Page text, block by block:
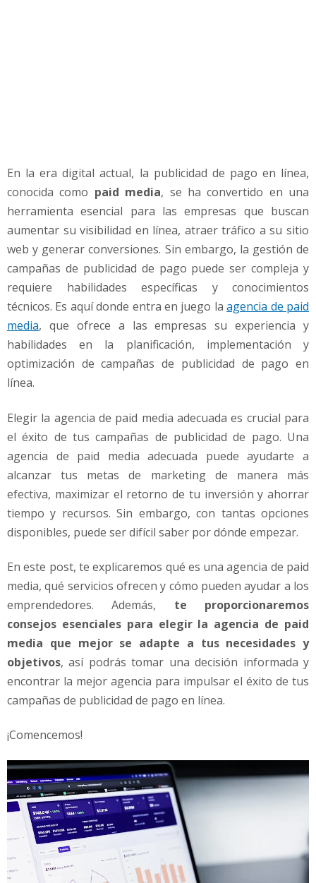
e
g
r
l
a
m
o
En la era digital actual, la publicidad de pago en línea,
conocida como paid media, se ha convertido en una
herramienta esencial para las empresas que buscan
aumentar su visibilidad en línea, atraer tráfico a su sitio
web y generar conversiones. Sin embargo, la gestión de
campañas de publicidad de pago puede ser compleja y
requiere habilidades específicas y conocimientos
técnicos. Es aquí donde entra en juego laagencia de paid
media, que ofrece a las empresas su experiencia y
habilidades en la planificación, implementación y
optimización de campañas de publicidad de pago en
línea.
Elegir la agencia de paid media adecuada es crucial para
el éxito de tus campañas de publicidad de pago. Una
agencia de paid media adecuada puede ayudarte a
alcanzar tus metas de marketing de manera más
efectiva, maximizar el retorno de tu inversión y ahorrar
tiempo y recursos. Sin embargo, con tantas opciones
disponibles, puede ser difícil saber por dónde empezar.
En este post, te explicaremos qué es una agencia de paid
media, qué servicios ofrecen y cómo pueden ayudar a los
emprendedores. Además, te proporcionaremos
consejos esenciales para elegir la agencia de paid
media que mejor se adapte a tus necesidades y
objetivos, así podrás tomar una decisión informada y
encontrar la mejor agencia para impulsar el éxito de tus
campañas de publicidad de pago en línea.
¡Comencemos!